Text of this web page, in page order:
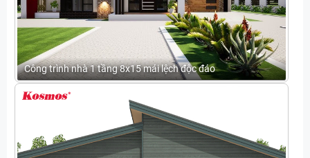
Công trình nhà 1 tầng 8x15 mái lệch độc đáo